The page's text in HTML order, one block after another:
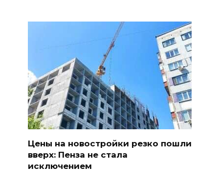
Цены на новостройки резко пошли
вверх: Пенза не стала
исключением